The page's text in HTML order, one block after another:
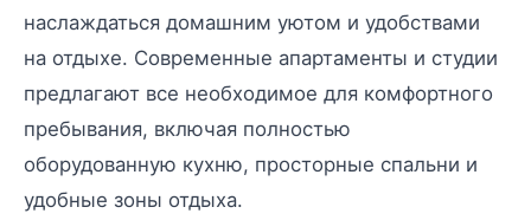
наслаждаться домашним уютом и удобствами
на отдыхе. Современные апартаменты и студии
предлагают все необходимое для комфортного
пребывания, включая полностью
оборудованную кухню, просторные спальни и
удобные зоны отдыха.